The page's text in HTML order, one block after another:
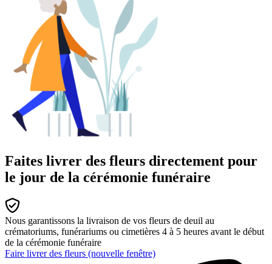
Faites livrer des fleurs directement pour
le jour de la cérémonie funéraire
Nous garantissons la livraison de vos fleurs de deuil au
crématoriums, funérariums ou cimetières 4 à 5 heures avant le début
de la cérémonie funéraire
Faire livrer des fleurs (nouvelle fenêtre)